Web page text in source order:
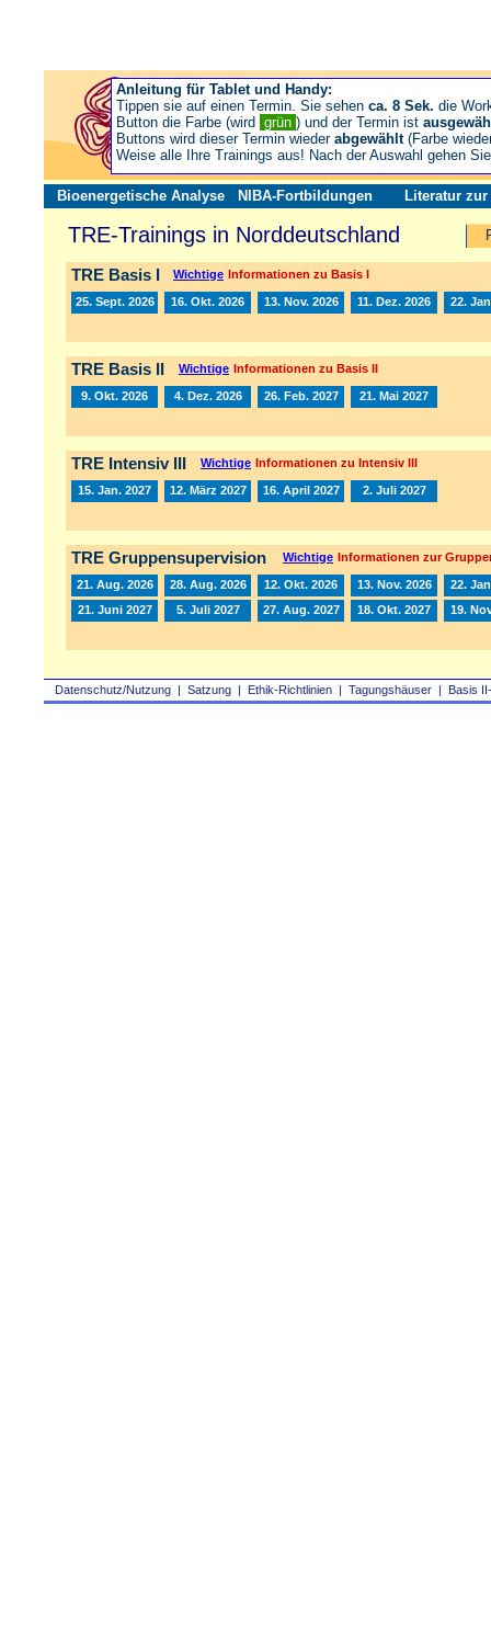
Datenschutz/Nutzung | Satzung | Ethik-Richtlinien | Tagungshäuser | Basis
Bioenergetische Analyse NIBA-Fortbildungen Literatur zur
TRE-Trainings in Norddeutschland
TRE Basis I Wichtige Informationen zu Basis I
25. Sept. 2026 16. Okt. 2026 13. Nov. 2026 11. Dez. 2026 22.
TRE Basis II Wichtige Informationen zu Basis II
9. Okt. 2026 4. Dez. 2026 26. Feb. 2027 21. Mai 2027
TRE Intensiv III Wichtige Informationen zu Intensiv III
15. Jan. 2027 12. März 2027 16. April 2027 2. Juli 2027
TRE Gruppensupervision Wichtige Informationen zur
21. Aug. 2026 28. Aug. 2026 12. Okt. 2026 13. Nov. 2026
22.
21. Juni 2027
5. Juli 2027 27. Aug. 2027 18. Okt. 2027 19.
Anleitung für Tablet und Handy:
Tippen sie auf einen Termin. Sie sehen ca. 8 Sek. die
Button die Farbe (wird grün ) und der Termin ist
Buttons wird dieser Termin wieder abgewählt(Farbe
Weise alle Ihre Trainings aus! Nach der Auswahl gehen